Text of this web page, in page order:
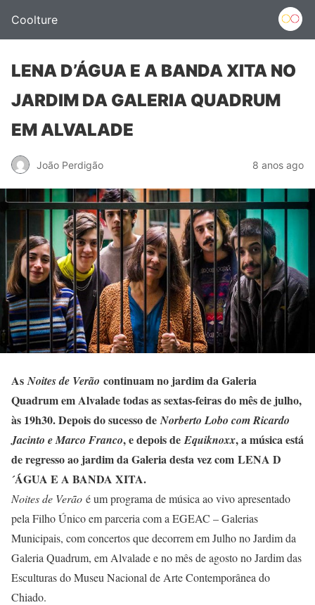
Coolture
LENA D’ÁGUA E A BANDA XITA NO
JARDIM DA GALERIA QUADRUM
EM ALVALADE
João Perdigão 8 anos ago
As Noites de Verão continuam no jardim da Galeria
Quadrum em Alvalade todas as sextas-feiras do mês de julho,
às 19h30. Depois do sucesso de Norberto Lobo com Ricardo
Jacinto e Marco Franco, e depois de Equiknoxx, a música está
de regresso ao jardim da Galeria desta vez com LENA D
´ÁGUA E A BANDA XITA.
Noites de Verão é um programa de música ao vivo apresentado
pela Filho Único em parceria com a EGEAC – Galerias
Municipais, com concertos que decorrem em Julho no Jardim da
Galeria Quadrum, em Alvalade e no mês de agosto no Jardim das
Esculturas do Museu Nacional de Arte Contemporânea do
Chiado.